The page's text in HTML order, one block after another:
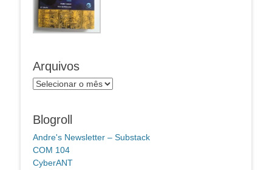
Arquivos
Arquivos
Blogroll
Andre's Newsletter – Substack
COM 104
CyberANT